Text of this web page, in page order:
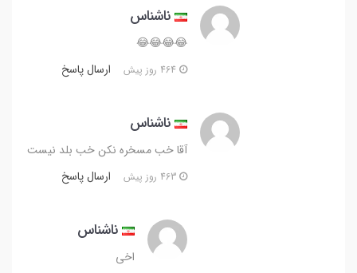
ناشناس
😂😂😂😂
ارسال پاسخ
ناشناس
آقا خب مسخره نکن خب بلد نیست
ارسال پاسخ
ناشناس
اخی